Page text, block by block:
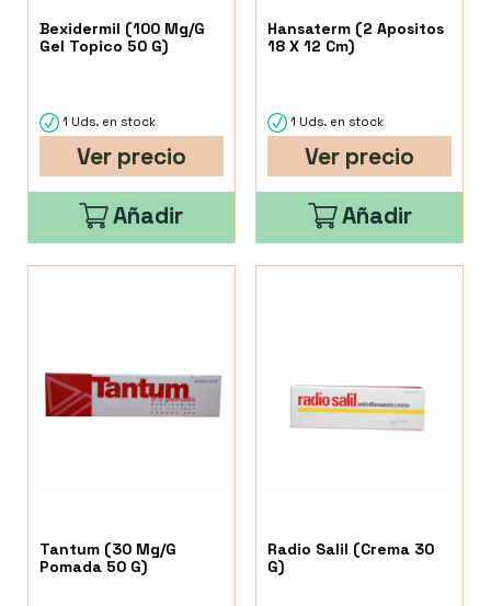
Bexidermil (100 Mg/G
Gel Topico 50 G)
1 Uds. en stock
Ver precio
Añadir
Hansaterm (2 Apositos
18 X 12 Cm)
1 Uds. en stock
Ver precio
Añadir
Tantum (30 Mg/G
Pomada 50 G)
Radio Salil (Crema 30
G)